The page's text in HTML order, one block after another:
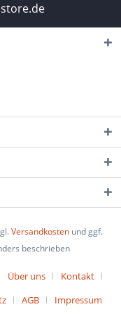
Versandkosten und ggf.
beschrieben
Über uns
Kontakt
AGB Impressum